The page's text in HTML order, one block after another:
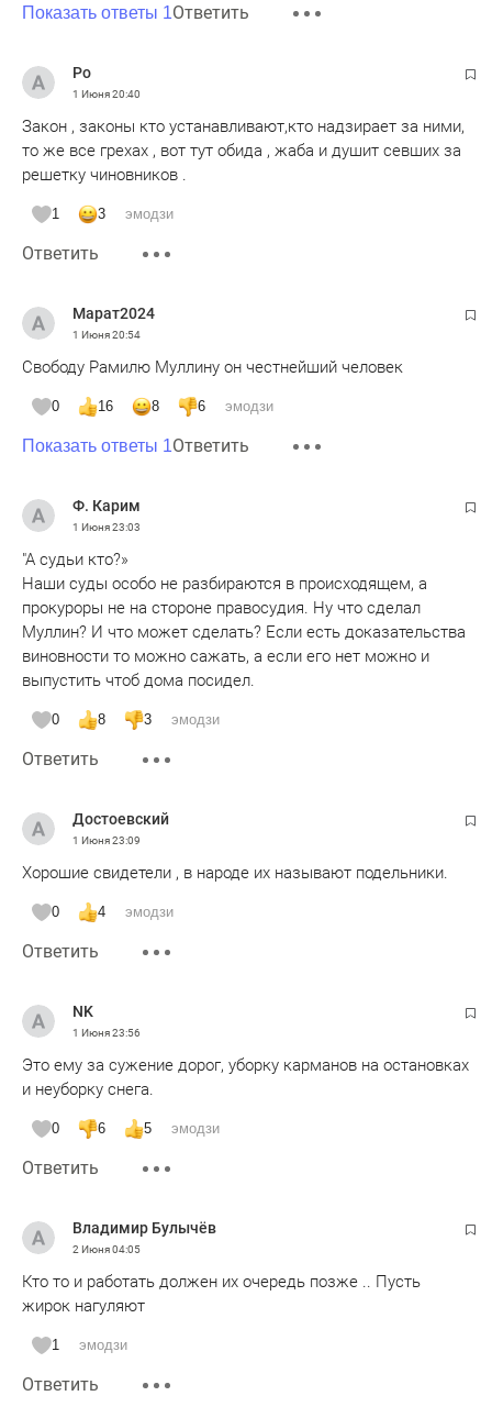
Показать ответы 1Ответить
Ро
1 Июня20:40
Закон , законы кто устанавливают,кто надзирает за ними,
то же все грехах , вот тут обида , жаба и душит севших за
решетку чиновников .
1 3 эмодзи
Ответить
Марат2024
1 Июня20:54
Свободу Рамилю Муллину он честнейший человек
0 16 8 6 эмодзи
Показать ответы 1Ответить
Ф. Карим
1 Июня23:03
"А судьи кто?»
Наши суды особо не разбираются в происходящем, а
прокуроры не на стороне правосудия. Ну что сделал
Муллин? И что может сделать? Если есть доказательства
виновности то можно сажать, а если его нет можно и
выпустить чтоб дома посидел.
0 8 3 эмодзи
Ответить
Достоевский
1 Июня23:09
Хорошие свидетели , в народе их называют подельники.
0 4 эмодзи
Ответить
NK
1 Июня23:56
Это ему за сужение дорог, уборку карманов на остановках
и неуборку снега.
0 6 5 эмодзи
Ответить
Владимир Булычёв
2 Июня04:05
Кто то и работать должен их очередь позже .. Пусть
жирок нагуляют
1 эмодзи
Ответить